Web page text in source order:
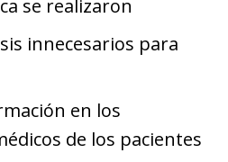
se realizaron
innecesarios para
en los
de los pacientes